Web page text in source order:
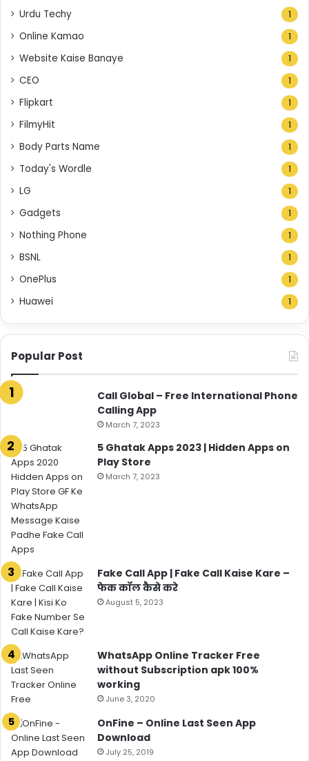
Urdu Techy 1
Online Kamao 1
Website Kaise Banaye 1
CEO 1
Flipkart 1
FilmyHit 1
Body Parts Name 1
Today's Wordle 1
LG 1
Gadgets 1
Nothing Phone 1
BSNL 1
OnePlus 1
Huawei 1
Popular Post
Call Global – Free International Phone
Calling App
March 7, 2023
5 Ghatak Apps 2023 | Hidden Apps on
Play Store
March 7, 2023
Fake Call App | Fake Call Kaise Kare –
फेक कॉल कैसे करे
August 5, 2023
WhatsApp Online Tracker Free
without Subscription apk 100%
working
June 3, 2020
OnFine – Online Last Seen App
Download
July 25, 2019